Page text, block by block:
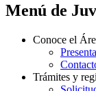
Menú de
Conoce el
Trámites y